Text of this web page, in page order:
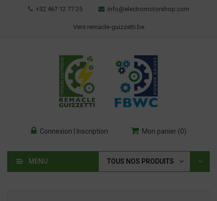
+32 467 12 77 25 info@electromotorshop.com
Vers remacle-guizzetti.be
Connexion | Inscription Mon panier (0)
TOUS NOS PRODUITS
MENU